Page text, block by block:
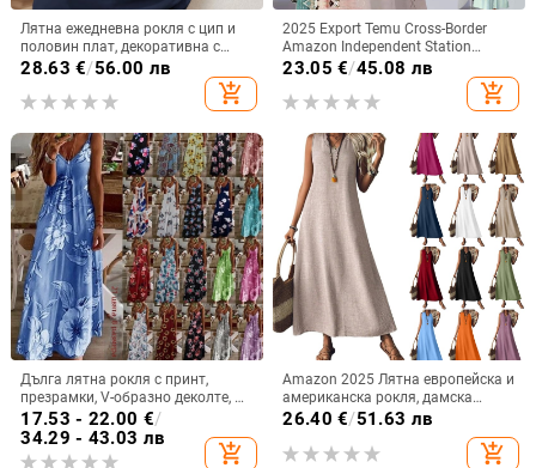
Лятна ежедневна рокля с цип и
половин плат, декоративна с
двоен джоб и къс ръкав
28.63 €/56.00 лв
add_shopping_cart
2025 Export Temu Cross-Border
Amazon Independent Station
Пролетна и есенна модна рокля с
дълъг ръкав и кръгло деколте с
щампа
23.05 €/45.08 лв
add_shopping_cart
Дълга лятна рокля с принт,
презрамки, V-образно деколте, А-
линия, без ръкав, талия средна;
материя памук-смес и полиестер
17.53 - 22.00 €/
34.29 - 43.03 лв
add_shopping_cart
Amazon 2025 Лятна европейска и
американска рокля, дамска
рокля без ръкави, V-образно
деколте, цип на гърба, елегантна
дълга пола от едно парче
26.40 €/51.63 лв
add_shopping_cart